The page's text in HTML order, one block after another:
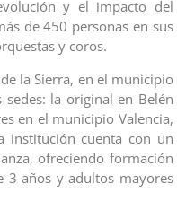
y el impacto del
de 450 personas en sus
y coros.
la Sierra, en el municipio
la original en Belén
en el municipio Valencia,
institución cuenta con un
ofreciendo formación
3 años y adultos mayores